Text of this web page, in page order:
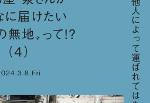
に届けたい
無地〟って!?
（４）